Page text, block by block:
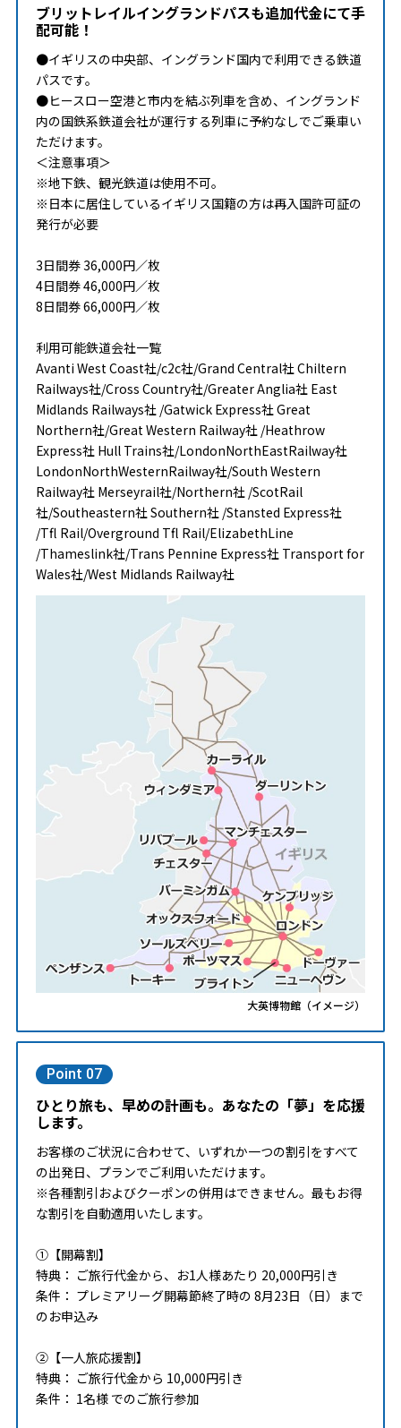
ブリットレイルイングランドパスも追加代金にて手
配可能！
●イギリスの中央部、イングランド国内で利用できる鉄道
パスです。
●ヒースロー空港と市内を結ぶ列車を含め、イングランド
内の国鉄系鉄道会社が運行する列車に予約なしでご乗車い
ただけます。
＜注意事項＞
※地下鉄、観光鉄道は使用不可。
※日本に居住しているイギリス国籍の方は再入国許可証の
発行が必要
3日間券 36,000円／枚
4日間券 46,000円／枚
8日間券 66,000円／枚
利用可能鉄道会社一覧
Avanti West Coast社/c2c社/Grand Central社 Chiltern
Railways社/Cross Country社/Greater Anglia社 East
Midlands Railways社 /Gatwick Express社 Great
Northern社/Great Western Railway社 /Heathrow
Express社 Hull Trains社/LondonNorthEastRailway社
LondonNorthWesternRailway社/South Western
Railway社 Merseyrail社/Northern社 /ScotRail
社/Southeastern社 Southern社 /Stansted Express社
/Tfl Rail/Overground Tfl Rail/ElizabethLine
/Thameslink社/Trans Pennine Express社 Transport for
Wales社/West Midlands Railway社
大英博物館（イメージ）
Point 07
ひとり旅も、早めの計画も。あなたの「夢」を応援
します。
お客様のご状況に合わせて、いずれか一つの割引をすべて
の出発日、プランでご利用いただけます。
※各種割引およびクーポンの併用はできません。最もお得
な割引を自動適用いたします。
①【開幕割】
特典： ご旅行代金から、お1人様あたり 20,000円引き
条件： プレミアリーグ開幕節終了時の 8月23日（日）まで
のお申込み
②【一人旅応援割】
特典： ご旅行代金から 10,000円引き
条件： 1名様 でのご旅行参加